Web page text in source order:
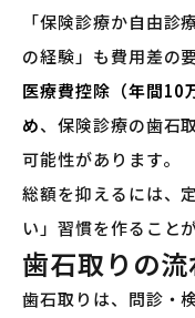
「保険診療か自由診
の経験」も費用差の
医療費控除（年間10
め、保険診療の歯石
可能性があります。
総額を抑えるには、
い」習慣を作ること
歯石取りの
歯石取りは、問診・